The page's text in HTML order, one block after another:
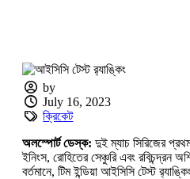
by
July 16, 2023
ক্রিকেট
অলস্পোর্ট ডেস্ক: দুই ম্যাচ সিরিজের
ইনিংস, রোহিতের সেঞ্চুরি এবং রবিচন্দ্রন
বর্তমানে, টিম ইন্ডিয়া আইসিসি টেস্ট